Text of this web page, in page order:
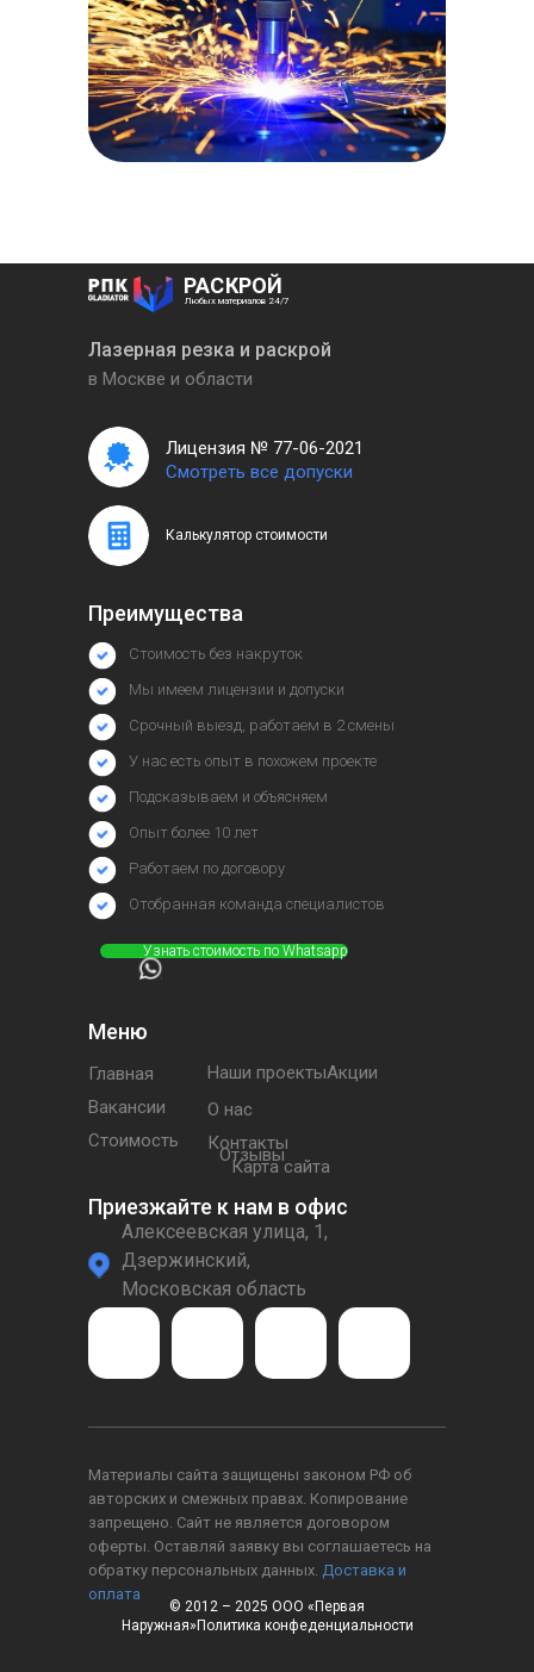
Лазерная резка и раскрой
Алексеевская улица, 1,
Дзержинский,
Московская область
Любых материалов 24/7
РАСКРОЙ
Меню
Главная
Вакансии
Стоимость
Наши проектыАкции
О нас
Контакты
Преимущества
Приезжайте к нам в офис
Стоимость без накруток
Мы имеем лицензии и допуски
Срочный выезд, работаем в 2 смены
У нас есть опыт в похожем проекте
Подсказываем и объясняем
Опыт более 10 лет
Работаем по договору
в Москве и области
⠀⠀⠀⠀Узнать стоимость по Whatsapp
Лицензия № 77-06-2021
Смотреть все допуски
Калькулятор стоимости
Материалы сайта защищены законом РФ об
авторских и смежных правах. Копирование
запрещено. Сайт не является договором
оферты. Оставляй заявку вы соглашаетесь на
обратку персональных данных. Доставка и
оплата
© 2012 – 2025 ООО «Первая
Наружная»Политика конфеденциальности
Отобранная команда специалистов
Отзывы
Карта сайта